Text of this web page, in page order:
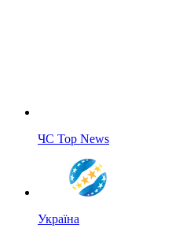
ЧС Top News
Україна